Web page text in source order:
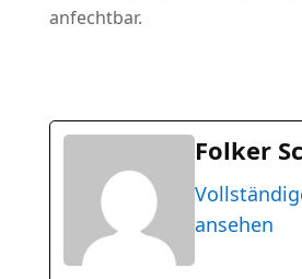
anfechtbar.
Folker
ansehen